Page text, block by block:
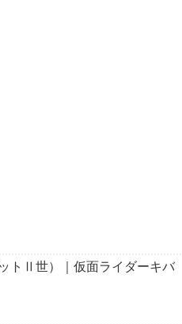
トⅡ世）｜仮面ライダーキバ